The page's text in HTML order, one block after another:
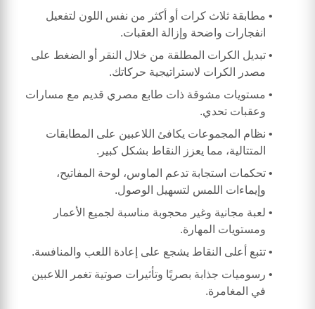
مطابقة ثلاث كرات أو أكثر من نفس اللون لتفعيل
انفجارات واضحة وإزالة العقبات.
تبديل الكرات المطلقة من خلال النقر أو الضغط على
مصدر الكرات لاستراتيجية حركاتك.
مستويات مشوقة ذات طابع مصري قديم مع مسارات
وعقبات تحدي.
نظام المجموعات يكافئ اللاعبين على المطابقات
المتتالية، مما يعزز النقاط بشكل كبير.
تحكمات استجابة تدعم الماوس، لوحة المفاتيح،
وإيماءات اللمس لتسهيل الوصول.
لعبة مجانية وغير محجوبة مناسبة لجميع الأعمار
ومستويات المهارة.
تتبع أعلى النقاط يشجع على إعادة اللعب والمنافسة.
رسوميات جذابة بصريًا وتأثيرات صوتية تغمر اللاعبين
في المغامرة.